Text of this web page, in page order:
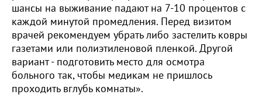
шансы на выживание падают на 7-10 процентов с
каждой минутой промедления. Перед визитом
врачей рекомендуем убрать либо застелить ковры
газетами или полиэтиленовой пленкой. Другой
вариант - подготовить место для осмотра
больного так, чтобы медикам не пришлось
проходить вглубь комнаты».